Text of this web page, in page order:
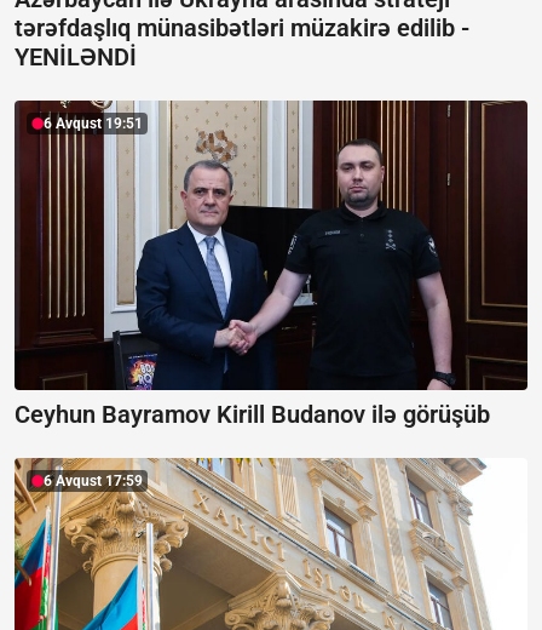
tərəfdaşlıq münasibətləri müzakirə edilib -
YENİLƏNDİ
6 Avqust 19:51
Ceyhun Bayramov Kirill Budanov ilə görüşüb
6 Avqust 17:59